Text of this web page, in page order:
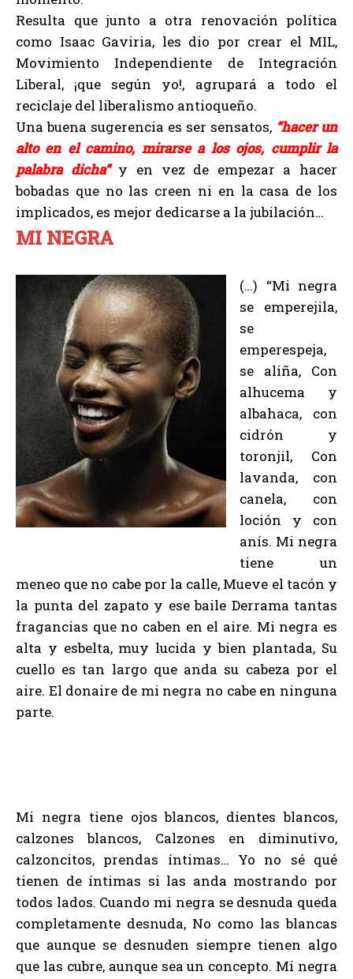
Resulta que junto a otra renovación política
como Isaac Gaviria, les dio por crear el MIL,
Movimiento Independiente de Integración
Liberal, ¡que según yo!, agrupará a todo el
reciclaje del liberalismo antioqueño.
Una buena sugerencia es ser sensatos, “hacer un
alto en el camino, mirarse a los ojos, cumplir la
palabra dicha”y en vez de empezar a hacer
bobadas que no las creen ni en la casa de los
implicados, es mejor dedicarse a la jubilación…
MI NEGRA
(…) “Mi negra
se emperejila,
se
emperespeja,
se aliña, Con
alhucema y
albahaca, con
cidrón y
toronjil, Con
lavanda, con
canela, con
loción y con
anís. Mi negra
tiene un
meneo que no cabe por la calle, Mueve el tacón y
la punta del zapato y ese baile Derrama tantas
fragancias que no caben en el aire. Mi negra es
alta y esbelta, muy lucida y bien plantada, Su
cuello es tan largo que anda su cabeza por el
aire. El donaire de mi negra no cabe en ninguna
parte.
Mi negra tiene ojos blancos, dientes blancos,
calzones blancos, Calzones en diminutivo,
calzoncitos, prendas íntimas… Yo no sé qué
tienen de íntimas si las anda mostrando por
todos lados. Cuando mi negra se desnuda queda
completamente desnuda, No como las blancas
que aunque se desnuden siempre tienen algo
que las cubre, aunque sea un concepto. Mi negra